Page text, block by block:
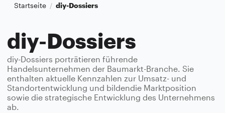
Startseite / diy-Dossiers
diy-Dossiers
diy-Dossiers porträtieren führende
Handelsunternehmen der Baumarkt-Branche. Sie
enthalten aktuelle Kennzahlen zur Umsatz- und
Standortentwicklung und bildendie Marktposition
sowie die strategische Entwicklung des Unternehmens
ab.